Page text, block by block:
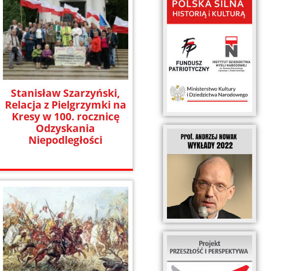
Stanisław Szarzyński,
Relacja z Pielgrzymki na
Kresy w 100. rocznicę
Odzyskania
Niepodległości